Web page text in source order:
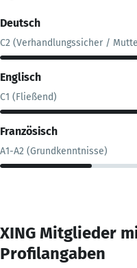
Deutsch
C2 (Verhandlungssicher /
Englisch
C1 (Fließend)
Französisch
A1-A2 (Grundkenntnisse)
XING Mitglieder
Profilangaben